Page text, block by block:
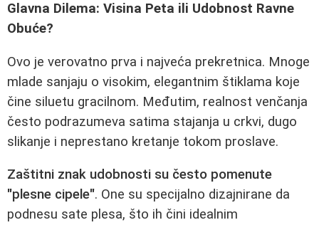
Glavna Dilema: Visina Peta ili Udobnost Ravne
Obuće?
Ovo je verovatno prva i najveća prekretnica. Mnoge
mlade sanjaju o visokim, elegantnim štiklama koje
čine siluetu gracilnom. Međutim, realnost venčanja
često podrazumeva satima stajanja u crkvi, dugo
slikanje i neprestano kretanje tokom proslave.
Zaštitni znak udobnosti su često pomenute
"plesne cipele". One su specijalno dizajnirane da
podnesu sate plesa, što ih čini idealnim